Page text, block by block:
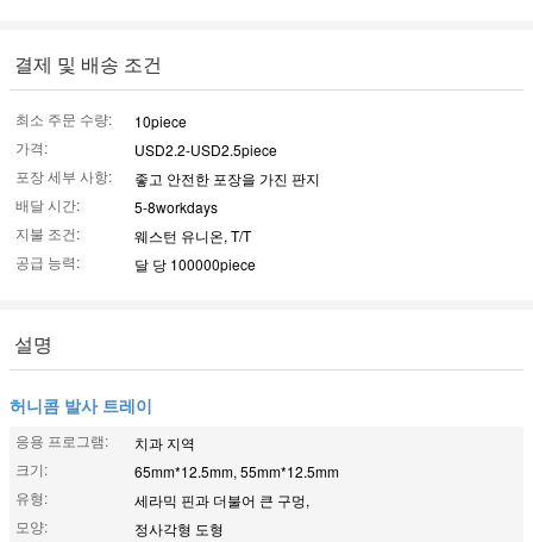
결제 및 배송 조건
최소 주문 수량:
10piece
가격:
USD2.2-USD2.5piece
포장 세부 사항:
좋고 안전한 포장을 가진 판지
배달 시간:
5-8workdays
지불 조건:
웨스턴 유니온, T/T
공급 능력:
달 당 100000piece
설명
허니콤 발사 트레이
응용 프로그램:
치과 지역
크기:
65mm*12.5mm, 55mm*12.5mm
유형:
세라믹 핀과 더불어 큰 구멍,
모양:
정사각형 도형